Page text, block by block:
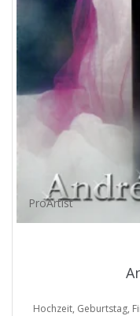
ProArtist
Hochzeit, Geburtstag,